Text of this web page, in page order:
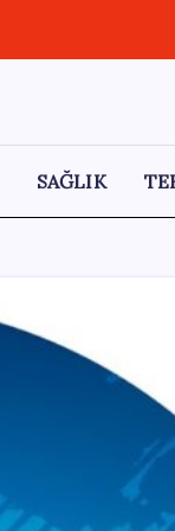
SAĞLIK